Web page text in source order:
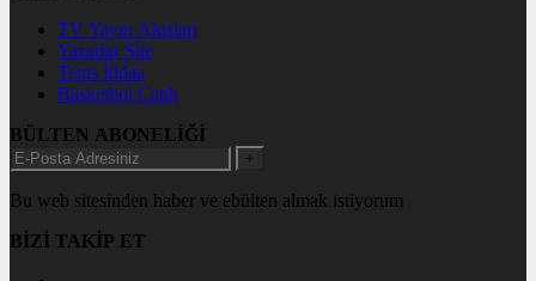
TV Yayın Akışları
Yazarlar Site
Tenis İddaa
Basketbol Canlı
BÜLTEN ABONELİĞİ
+
Bu web sitesinden haber ve ebülten almak istiyorum
BİZİ TAKİP ET